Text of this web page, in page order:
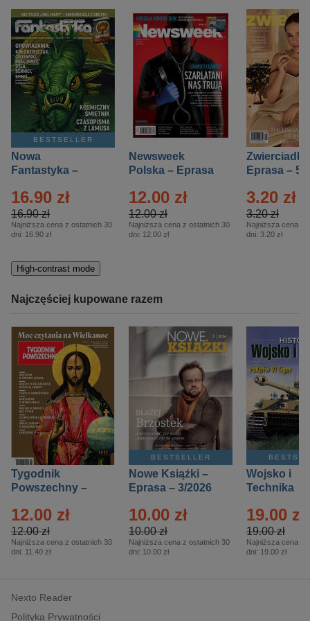
BESTSELLER
Nowa
Fantastyka –
16.90 zł
16.90 zł
Najniższa cena z ostatnich 30
dni: 16.90 zł
Newsweek
Polska – Eprasa
12.00 zł
12.00 zł
Najniższa cena z ostatnich 30
dni: 12.00 zł
Zwierciadło
Eprasa – 5/
3.20 zł
3.20 zł
Najniższa cena z
dni: 3.20 zł
High-contrast mode
Najczęściej kupowane razem
Tygodnik
Powszechny –
12.00 zł
12.00 zł
Najniższa cena z ostatnich 30
dni: 11.40 zł
BESTSELLER
Nowe Książki –
Eprasa – 3/2026
10.00 zł
10.00 zł
Najniższa cena z ostatnich 30
dni: 10.00 zł
Wojsko i
Technika
– 2/2026
19.00 zł
19.00 zł
Najniższa cena z
dni: 19.00 zł
Nexto Reader
Polityka Prywatności